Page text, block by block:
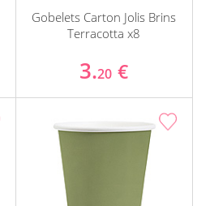
Gobelets Carton Jolis Brins
Terracotta x8
3.20 €